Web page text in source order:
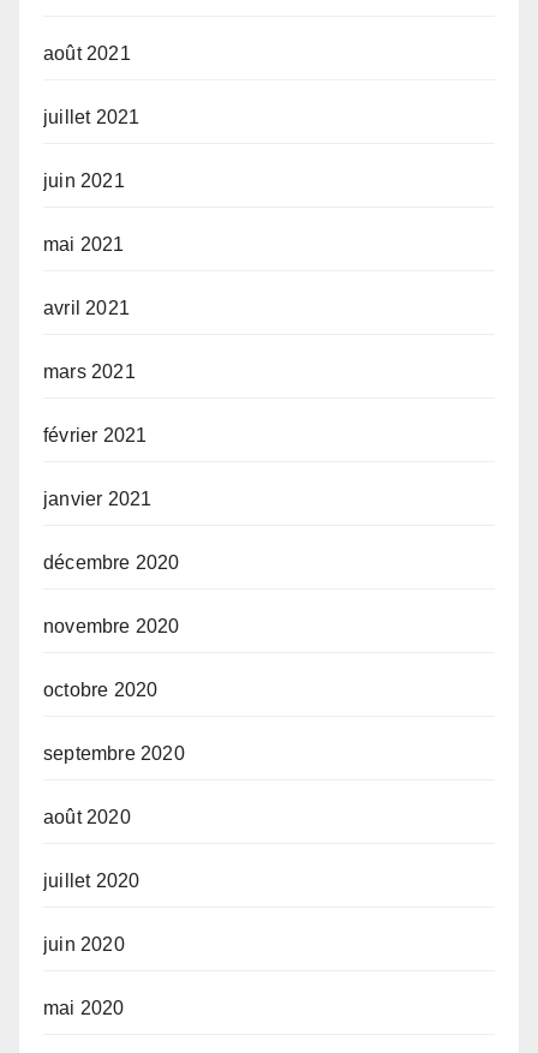
août 2021
juillet 2021
juin 2021
mai 2021
avril 2021
mars 2021
février 2021
janvier 2021
décembre 2020
novembre 2020
octobre 2020
septembre 2020
août 2020
juillet 2020
juin 2020
mai 2020